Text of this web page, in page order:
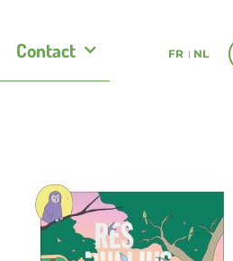
Contact FR NL